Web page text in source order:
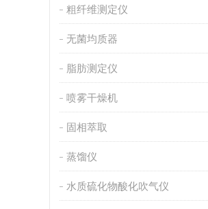
粗纤维测定仪
无菌均质器
脂肪测定仪
喷雾干燥机
固相萃取
蒸馏仪
水质硫化物酸化吹气仪